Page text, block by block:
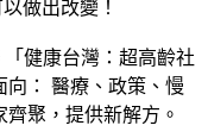
做出改變！
「健康台灣：超高齡社
： 醫療、政策、慢
聚，提供新解方。